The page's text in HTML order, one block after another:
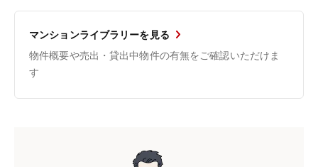
マンションライブラリーを見る
物件概要や売出・貸出中物件の有無をご確認いただけま
す